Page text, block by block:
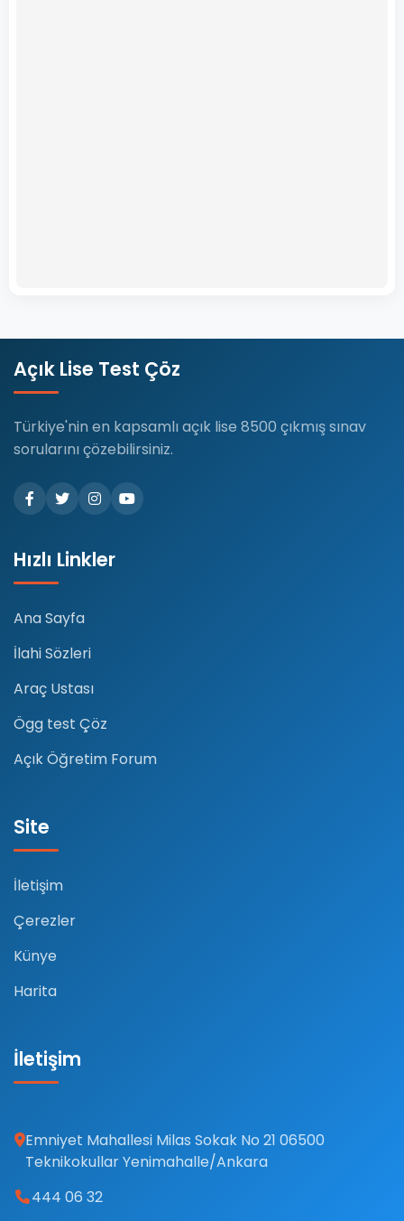
Açık Lise Test Çöz
Türkiye'nin en kapsamlı açık lise 8500 çıkmış sınav
sorularını çözebilirsiniz.
Hızlı Linkler
Ana Sayfa
İlahi Sözleri
Araç Ustası
Ögg test Çöz
Açık Öğretim Forum
Site
İletişim
Çerezler
Künye
Harita
İletişim
Emniyet Mahallesi Milas Sokak No 21 06500
Teknikokullar Yenimahalle/Ankara
444 06 32